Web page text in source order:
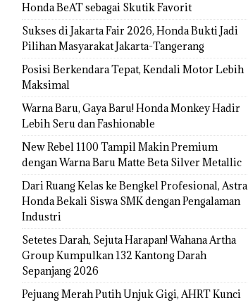
Honda BeAT sebagai Skutik Favorit
Sukses di Jakarta Fair 2026, Honda Bukti Jadi
Pilihan Masyarakat Jakarta-Tangerang
Posisi Berkendara Tepat, Kendali Motor Lebih
Maksimal
Warna Baru, Gaya Baru! Honda Monkey Hadir
Lebih Seru dan Fashionable
New Rebel 1100 Tampil Makin Premium
dengan Warna Baru Matte Beta Silver Metallic
Dari Ruang Kelas ke Bengkel Profesional, Astra
Honda Bekali Siswa SMK dengan Pengalaman
Industri
Setetes Darah, Sejuta Harapan! Wahana Artha
Group Kumpulkan 132 Kantong Darah
Sepanjang 2026
Pejuang Merah Putih Unjuk Gigi, AHRT Kunci